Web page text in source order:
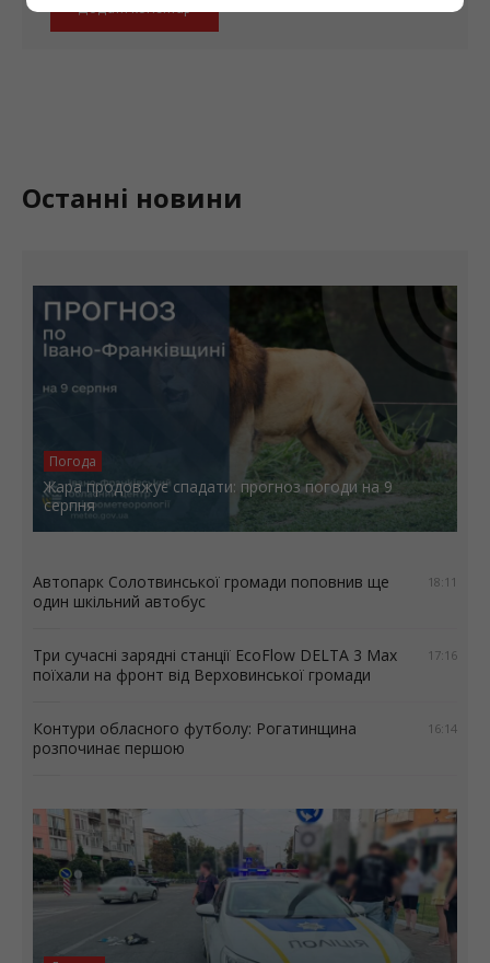
Останні новини
Погода
Жара продовжує спадати: прогноз погоди на 9
серпня
18:11
Автопарк Солотвинської громади поповнив ще
один шкільний автобус
17:16
Три сучасні зарядні станції EcoFlow DELTA 3 Max
поїхали на фронт від Верховинської громади
16:14
Контури обласного футболу: Рогатинщина
розпочинає першою